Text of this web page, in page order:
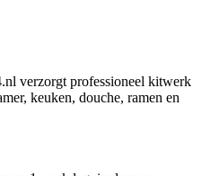
verzorgt professioneel kitwerk
keuken, douche, ramen en